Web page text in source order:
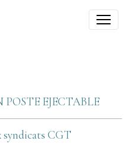
EJECTABLE
syndicats CGT